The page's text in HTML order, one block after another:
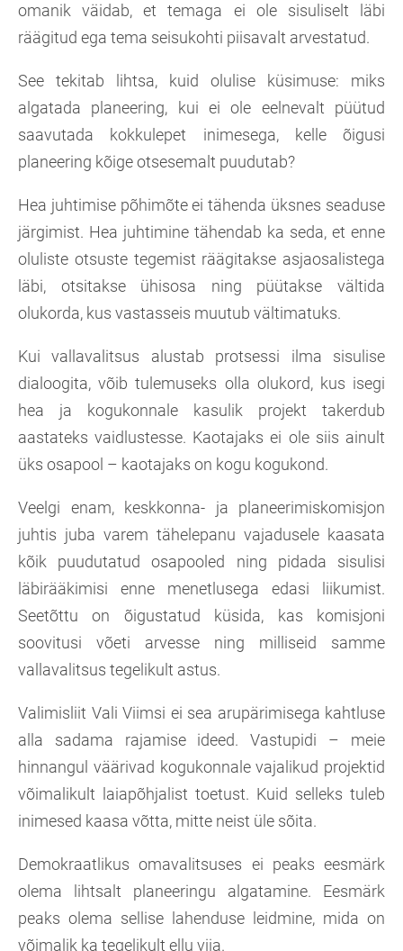
omanik väidab, et temaga ei ole sisuliselt läbi
räägitud ega tema seisukohti piisavalt arvestatud.
See tekitab lihtsa, kuid olulise küsimuse: miks
algatada planeering, kui ei ole eelnevalt püütud
saavutada kokkulepet inimesega, kelle õigusi
planeering kõige otsesemalt puudutab?
Hea juhtimise põhimõte ei tähenda üksnes seaduse
järgimist. Hea juhtimine tähendab ka seda, et enne
oluliste otsuste tegemist räägitakse asjaosalistega
läbi, otsitakse ühisosa ning püütakse vältida
olukorda, kus vastasseis muutub vältimatuks.
Kui vallavalitsus alustab protsessi ilma sisulise
dialoogita, võib tulemuseks olla olukord, kus isegi
hea ja kogukonnale kasulik projekt takerdub
aastateks vaidlustesse. Kaotajaks ei ole siis ainult
üks osapool – kaotajaks on kogu kogukond.
Veelgi enam, keskkonna- ja planeerimiskomisjon
juhtis juba varem tähelepanu vajadusele kaasata
kõik puudutatud osapooled ning pidada sisulisi
läbirääkimisi enne menetlusega edasi liikumist.
Seetõttu on õigustatud küsida, kas komisjoni
soovitusi võeti arvesse ning milliseid samme
vallavalitsus tegelikult astus.
Valimisliit Vali Viimsi ei sea arupärimisega kahtluse
alla sadama rajamise ideed. Vastupidi – meie
hinnangul väärivad kogukonnale vajalikud projektid
võimalikult laiapõhjalist toetust. Kuid selleks tuleb
inimesed kaasa võtta, mitte neist üle sõita.
Demokraatlikus omavalitsuses ei peaks eesmärk
olema lihtsalt planeeringu algatamine. Eesmärk
peaks olema sellise lahenduse leidmine, mida on
võimalik ka tegelikult ellu viia.